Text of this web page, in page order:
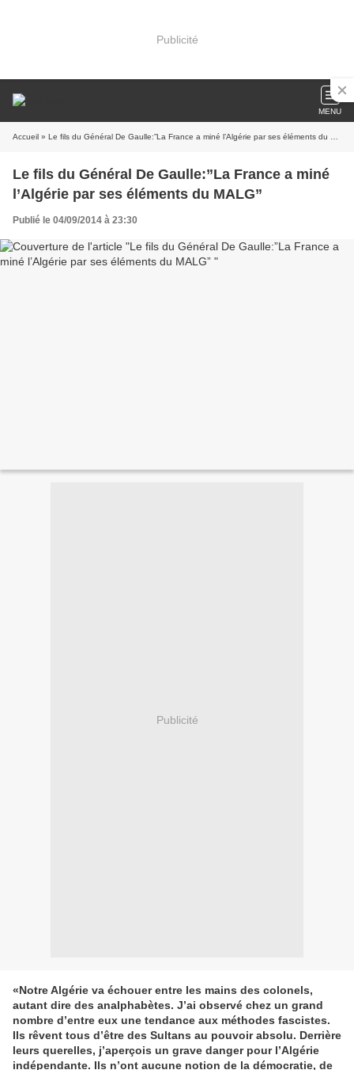
Publicité
MENU
Accueil » Le fils du Général De Gaulle:”La France a miné l’Algérie par ses éléments du MALG”
Le fils du Général De Gaulle:”La France a miné
l’Algérie par ses éléments du MALG”
Publié le 04/09/2014 à 23:30
Publicité
«Notre Algérie va échouer entre les mains des colonels,
autant dire des analphabètes. J’ai observé chez un grand
nombre d’entre eux une tendance aux méthodes fascistes.
Ils rêvent tous d’être des Sultans au pouvoir absolu. Derrière
leurs querelles, j’aperçois un grave danger pour l’Algérie
indépendante. Ils n’ont aucune notion de la démocratie, de